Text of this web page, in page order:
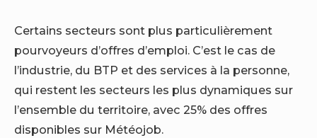
Certains secteurs sont plus particulièrement
pourvoyeurs d’offres d’emploi. C’est le cas de
l’industrie, du BTP et des services à la personne,
qui restent les secteurs les plus dynamiques sur
l’ensemble du territoire, avec 25% des offres
disponibles sur Météojob.